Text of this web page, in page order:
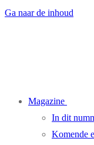
Ga naar de inhoud
Magazine
In dit
Komende